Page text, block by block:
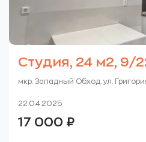
Студия, 24 м2, 9/
мкр. Западный Обход. ул.
22.04.2025
17 000 ₽